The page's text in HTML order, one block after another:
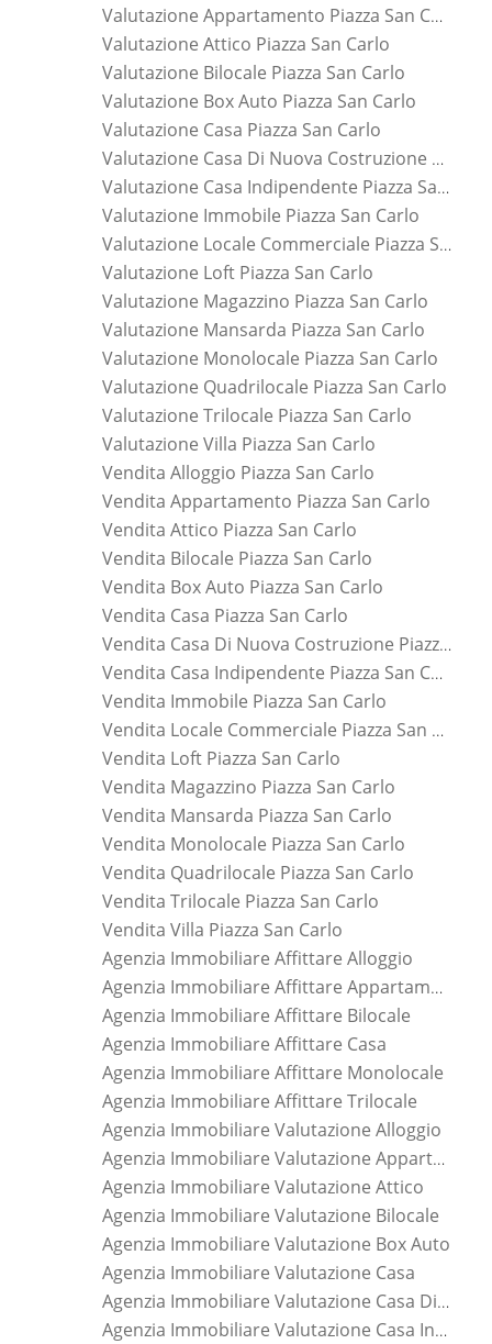
Valutazione Appartamento Piazza San Carlo
Valutazione Attico Piazza San Carlo
Valutazione Bilocale Piazza San Carlo
Valutazione Box Auto Piazza San Carlo
Valutazione Casa Piazza San Carlo
Valutazione Casa Di Nuova Costruzione Piazza San Carlo
Valutazione Casa Indipendente Piazza San Carlo
Valutazione Immobile Piazza San Carlo
Valutazione Locale Commerciale Piazza San Carlo
Valutazione Loft Piazza San Carlo
Valutazione Magazzino Piazza San Carlo
Valutazione Mansarda Piazza San Carlo
Valutazione Monolocale Piazza San Carlo
Valutazione Quadrilocale Piazza San Carlo
Valutazione Trilocale Piazza San Carlo
Valutazione Villa Piazza San Carlo
Vendita Alloggio Piazza San Carlo
Vendita Appartamento Piazza San Carlo
Vendita Attico Piazza San Carlo
Vendita Bilocale Piazza San Carlo
Vendita Box Auto Piazza San Carlo
Vendita Casa Piazza San Carlo
Vendita Casa Di Nuova Costruzione Piazza San Carlo
Vendita Casa Indipendente Piazza San Carlo
Vendita Immobile Piazza San Carlo
Vendita Locale Commerciale Piazza San Carlo
Vendita Loft Piazza San Carlo
Vendita Magazzino Piazza San Carlo
Vendita Mansarda Piazza San Carlo
Vendita Monolocale Piazza San Carlo
Vendita Quadrilocale Piazza San Carlo
Vendita Trilocale Piazza San Carlo
Vendita Villa Piazza San Carlo
Agenzia Immobiliare Affittare Alloggio
Agenzia Immobiliare Affittare Appartamento
Agenzia Immobiliare Affittare Bilocale
Agenzia Immobiliare Affittare Casa
Agenzia Immobiliare Affittare Monolocale
Agenzia Immobiliare Affittare Trilocale
Agenzia Immobiliare Valutazione Alloggio
Agenzia Immobiliare Valutazione Appartamento
Agenzia Immobiliare Valutazione Attico
Agenzia Immobiliare Valutazione Bilocale
Agenzia Immobiliare Valutazione Box Auto
Agenzia Immobiliare Valutazione Casa
Agenzia Immobiliare Valutazione Casa Di Nuova Costruzione
Agenzia Immobiliare Valutazione Casa Indipendente